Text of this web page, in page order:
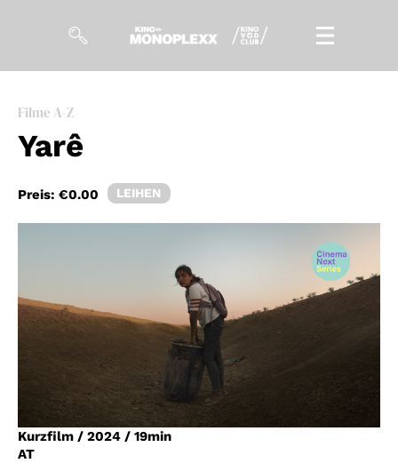
Kuratierungen
Events
So geht’s
Filmpakete
Gutscheine
& Filmpässe
Account
Suche
Filme A-Z
Yarê
Preis: €0.00 LEIHEN
Kurzfilm / 2024 / 19min
AT